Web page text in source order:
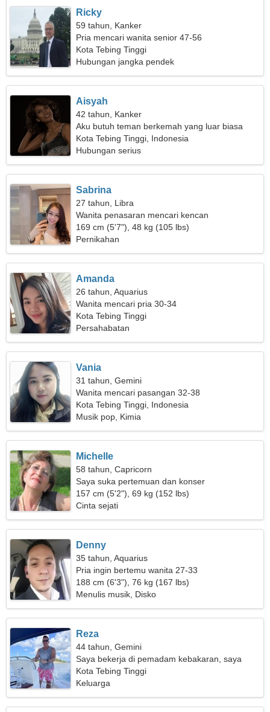
Ricky
59 tahun, Kanker
Pria mencari wanita senior 47-56
Kota Tebing Tinggi
Hubungan jangka pendek
Aisyah
42 tahun, Kanker
Aku butuh teman berkemah yang luar biasa
Kota Tebing Tinggi, Indonesia
Hubungan serius
Sabrina
27 tahun, Libra
Wanita penasaran mencari kencan
169 cm (5'7"), 48 kg (105 lbs)
Pernikahan
Amanda
26 tahun, Aquarius
Wanita mencari pria 30-34
Kota Tebing Tinggi
Persahabatan
Vania
31 tahun, Gemini
Wanita mencari pasangan 32-38
Kota Tebing Tinggi, Indonesia
Musik pop, Kimia
Michelle
58 tahun, Capricorn
Saya suka pertemuan dan konser
157 cm (5'2"), 69 kg (152 lbs)
Cinta sejati
Denny
35 tahun, Aquarius
Pria ingin bertemu wanita 27-33
188 cm (6'3"), 76 kg (167 lbs)
Menulis musik, Disko
Reza
44 tahun, Gemini
Saya bekerja di pemadam kebakaran, saya
membutuhkan seorang wanita yang ramah
Kota Tebing Tinggi
Keluarga